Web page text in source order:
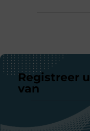
Registreer
van
ons